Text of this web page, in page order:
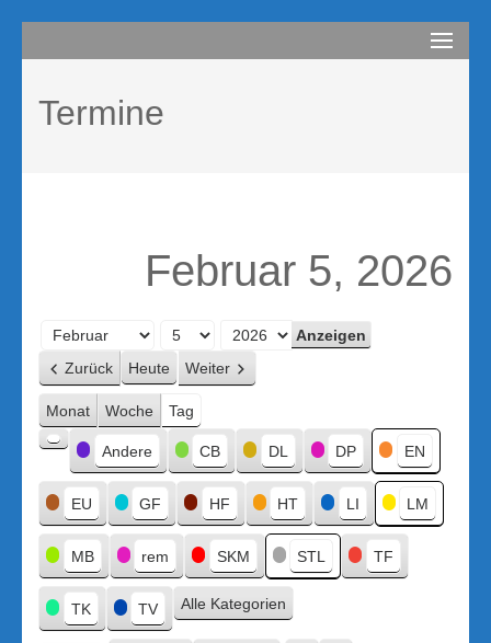
Inhalt
(Enter
drücken)
compurem
Termine
Februar 5, 2026
Monat
Tag
Jahr
Zurück Heute Weiter
Monat Woche Tag
Kategorien
Kategorie
ohne
Titel
Andere CB DL DP EN
EU GF HF HT LI LM
MB rem SKM STL TF
TK TV Alle Kategorien